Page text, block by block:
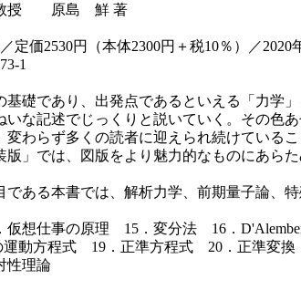
教授 原島 鮮 著
定価2530円（本体2300円＋税10％）／2020
1
礎であり、出発点であるといえる「力学
いな記述でじっくりと説いていく。その色
変わらず多くの読者に迎えられ続けているこ
」では、図版をより魅力的なものにあら
ある本書では、解析力学、前期量子論、特
仮想仕事の原理 15．変分法 16．
運動方程式 19．正準方程式 20．正準変
性理論